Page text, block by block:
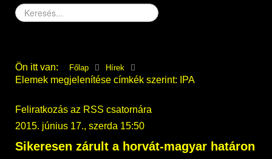
Keresés...
Ön itt van: Főlap Hírek
Elemek megjelenítése címkék szerint: IPA
Feliratkozás az RSS csatornára
2015. június 17., szerda 15:50
Sikeresen zárult a horvát-magyar határon